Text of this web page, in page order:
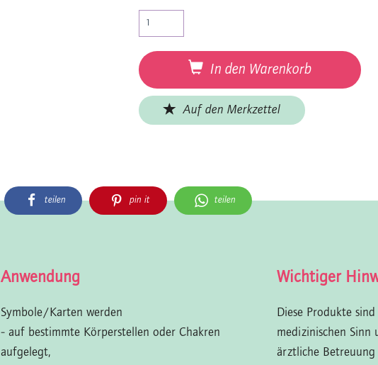
In den Warenkorb
Auf den Merkzettel
teilen pin it teilen
Anwendung
Symbole/Karten werden
- auf bestimmte Körperstellen oder Chakren
aufgelegt,
Wichtiger
Diese Produkte
medizinischen Sinn
ärztliche Betreuung